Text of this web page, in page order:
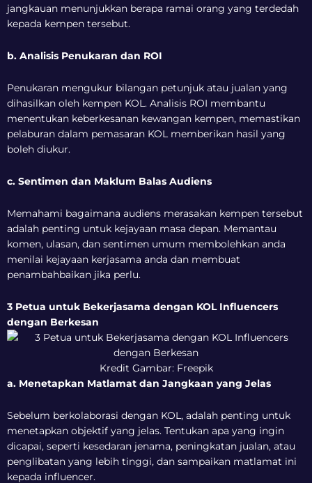
jangkauan menunjukkan berapa ramai orang yang terdedah
kepada kempen tersebut.
b. Analisis Penukaran dan ROI
Penukaran mengukur bilangan petunjuk atau jualan yang
dihasilkan oleh kempen KOL. Analisis ROI membantu
menentukan keberkesanan kewangan kempen, memastikan
pelaburan dalam pemasaran KOL memberikan hasil yang
boleh diukur.
c. Sentimen dan Maklum Balas Audiens
Memahami bagaimana audiens merasakan kempen tersebut
adalah penting untuk kejayaan masa depan. Memantau
komen, ulasan, dan sentimen umum membolehkan anda
menilai kejayaan kerjasama anda dan membuat
penambahbaikan jika perlu.
3 Petua untuk Bekerjasama dengan KOL Influencers
dengan Berkesan
Kredit Gambar: Freepik
a. Menetapkan Matlamat dan Jangkaan yang Jelas
Sebelum berkolaborasi dengan KOL, adalah penting untuk
menetapkan objektif yang jelas. Tentukan apa yang ingin
dicapai, seperti kesedaran jenama, peningkatan jualan, atau
penglibatan yang lebih tinggi, dan sampaikan matlamat ini
kepada influencer.